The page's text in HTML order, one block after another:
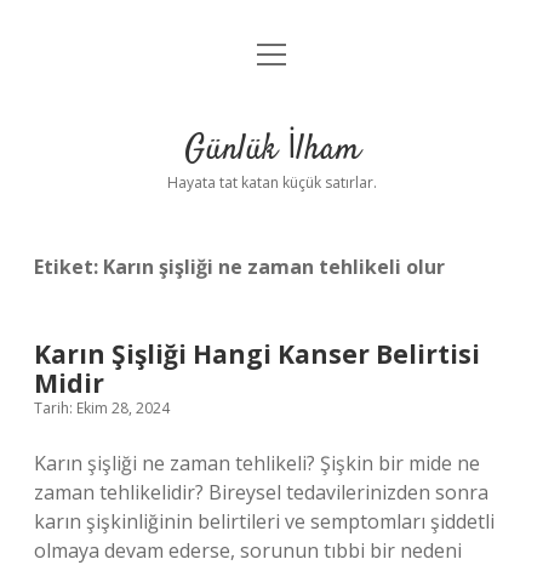
Anasayfa
Yasal Uyarı
menüyü
Günlük İlham
Hayata tat katan küçük satırlar.
Etiket: Karın şişliği ne zaman tehlikeli olur
Karın Şişliği Hangi Kanser Belirtisi
Midir
Tarih: Ekim 28, 2024
Karın şişliği ne zaman tehlikeli? Şişkin bir mide ne
zaman tehlikelidir? Bireysel tedavilerinizden sonra
karın şişkinliğinin belirtileri ve semptomları şiddetli
olmaya devam ederse, sorunun tıbbi bir nedeni